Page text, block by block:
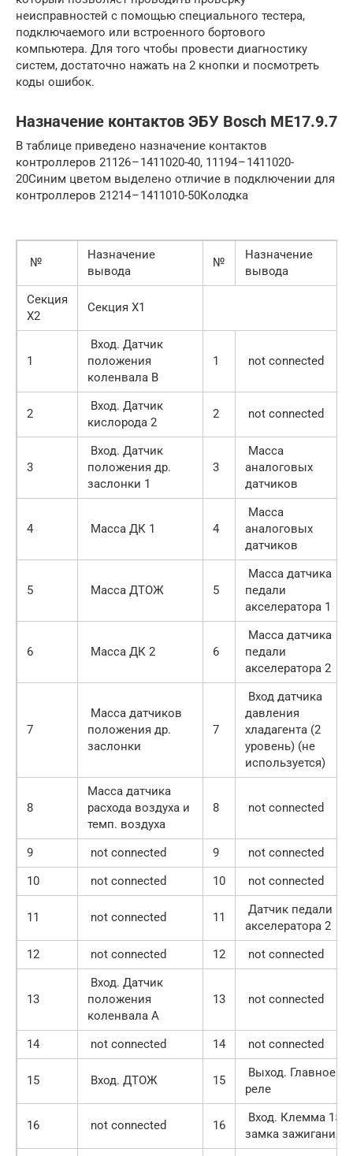
неисправностей с помощью специального тестера,
подключаемого или встроенного бортового
компьютера. Для того чтобы провести диагностику
систем, достаточно нажать на 2 кнопки и посмотреть
коды ошибок.
Назначение контактов ЭБУ Bosch ME17.9.7
В таблице приведено назначение контактов
контроллеров 21126 – 1411020-40, 11194 – 1411020-
20Синим цветом выделено отличие в подключении для
контроллеров 21214 – 1411010-50Колодка
№
Назначение
вывода
№
Назначение
вывода
Секция
X2
Секция X1
1
Вход. Датчик
положения
коленвала B
1 not connected
2
Вход. Датчик
кислорода 2
2 not connected
3
Вход. Датчик
положения др.
заслонки 1
3
Масса
аналоговых
датчиков
4 Масса ДК 1 4
Масса
аналоговых
датчиков
5 Масса ДТОЖ 5
Масса датчика
педали
акселератора 1
6 Масса ДК 2 6
Масса датчика
педали
акселератора 2
7
Масса датчиков
положения др.
заслонки
7
Вход датчика
давления
хладагента (2
уровень) (не
используется)
8
Масса датчика
расхода воздуха и
темп. воздуха
8 not connected
9 not connected 9
not connected
10
not connected 10 not connected
11 not connected 11
Датчик педали
акселератора 2
12
not connected 12 not connected
13
Вход. Датчик
положения
коленвала А
13 not connected
14 not connected 14 not connected
15 Вход. ДТОЖ 15
Выход. Главное
реле
16 not connected 16
Вход. Клемма 15
замка зажигания